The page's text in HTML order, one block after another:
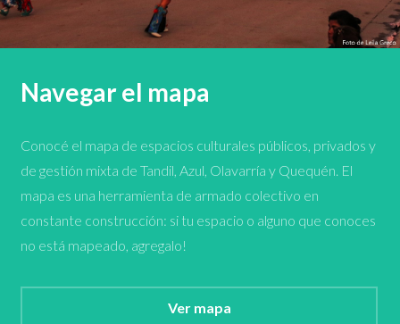
Navegar el mapa
Conocé el mapa de espacios culturales públicos, privados y
de gestión mixta de Tandil, Azul, Olavarría y Quequén. El
mapa es una herramienta de armado colectivo en
constante construcción: si tu espacio o alguno que conoces
no está mapeado, agregalo!
Ver mapa